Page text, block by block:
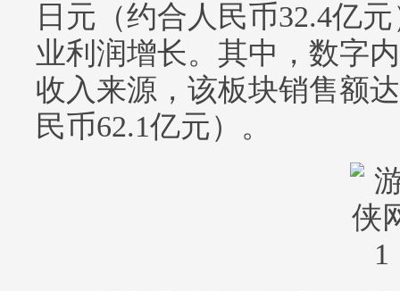
日元（约合人民币32.4亿
业利润增长。其中，数字
收入来源，该板块销售额
民币62.1亿元）。